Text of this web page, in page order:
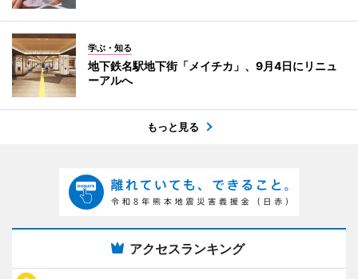
学ぶ・知る
地下鉄名駅地下街「メイチカ」、9月4日にリニュ
ーアルへ
もっと見る
アクセスランキング